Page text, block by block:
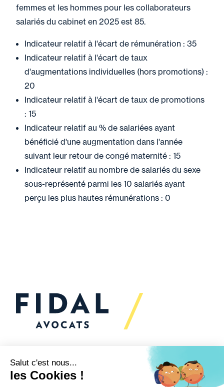
femmes et les hommes pour les collaborateurs
salariés du cabinet en 2025 est 85.
Indicateur relatif à l'écart de rémunération : 35
Indicateur relatif à l'écart de taux
d'augmentations individuelles (hors promotions) :
20
Indicateur relatif à l'écart de taux de promotions
: 15
Indicateur relatif au % de salariées ayant
bénéficié d'une augmentation dans l'année
suivant leur retour de congé maternité : 15
Indicateur relatif au nombre de salariés du sexe
sous-représenté parmi les 10 salariés ayant
perçu les plus hautes rémunérations : 0
Vous souhaitez échanger
avec nous ?